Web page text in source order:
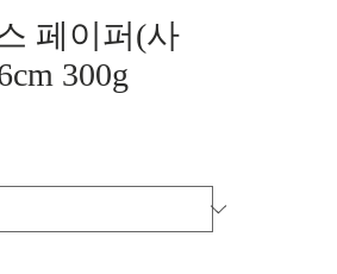
페이퍼(사
300g